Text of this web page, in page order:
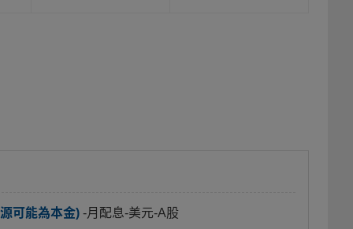
可能為本金) -月配息-美元-A股